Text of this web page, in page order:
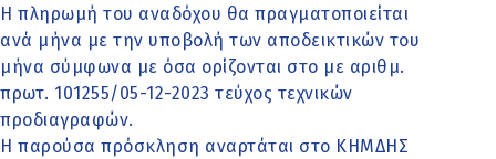
Η πληρωμή του αναδόχου θα πραγματοποιείται
ανά μήνα με την υποβολή των αποδεικτικών του
μήνα σύμφωνα με όσα ορίζονται στο με αριθμ.
πρωτ. 101255/05-12-2023 τεύχος τεχνικών
προδιαγραφών.
Η παρούσα πρόσκληση αναρτάται στο ΚΗΜΔΗΣ